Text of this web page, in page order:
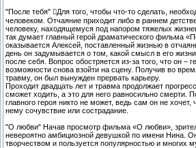
"После тебя" Для того, чтобы что-то сделать,
человеком. Отчаяние приходит либо в раннем
человеку, находящемуся под напором тяжелых
так думает главный герой драматического фильма
оказывается Алексей, поставленный жизнью в
день он задумывается о том, какой смысл в его
после себя. Вопрос обостряется из-за того, что он –
возможности снова взойти на сцену. Получив во
травму, он был вынужден прервать карьеру.
Проходит двадцать лет и травма продолжает
сможет ходить, а это для него равносильно смерти.
главного героя никто не может, ведь сам он не
нему сочувствие или сострадание.
"О любви" Начав просмотр фильма «О любви»,
невероятно амбициозной девушкой по имени Нина.
творчеством и пользуется популярностью и многих